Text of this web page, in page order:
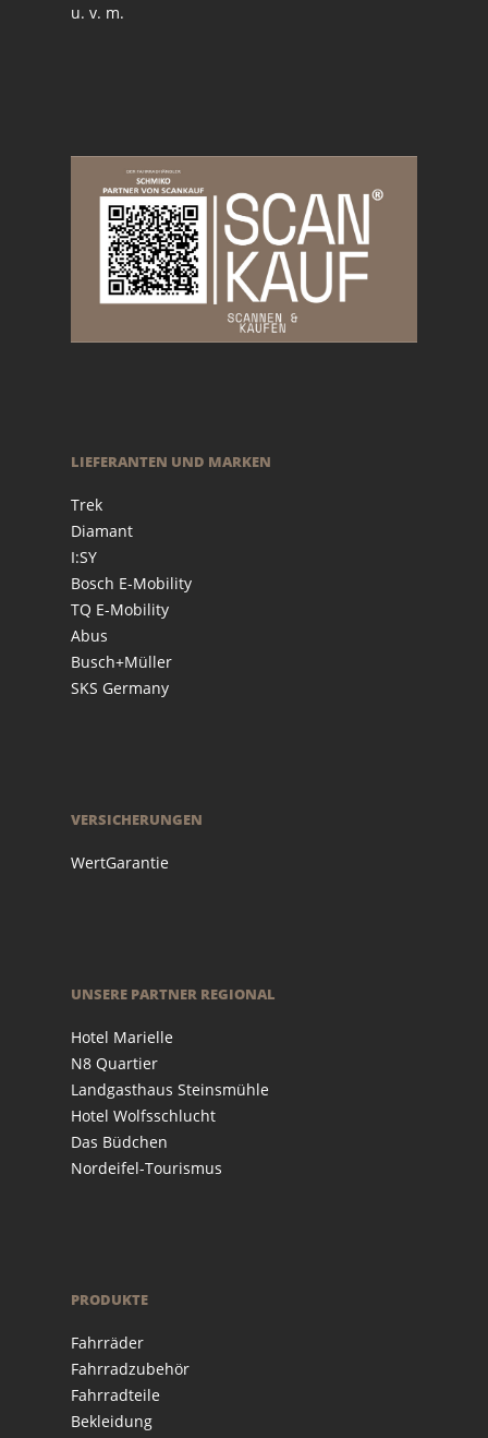
u. v. m.
LIEFERANTEN UND MARKEN
Trek
Diamant
I:SY
Bosch E-Mobility
TQ E-Mobility
Abus
Busch+Müller
SKS Germany
VERSICHERUNGEN
WertGarantie
UNSERE PARTNER REGIONAL
Hotel Marielle
N8 Quartier
Landgasthaus Steinsmühle
Hotel Wolfsschlucht
Das Büdchen
Nordeifel-Tourismus
PRODUKTE
Fahrräder
Fahrradzubehör
Fahrradteile
Bekleidung